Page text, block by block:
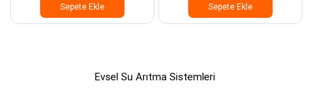
Sepete Ekle Sepete Ekle
Evsel Su Arıtma Sistemleri